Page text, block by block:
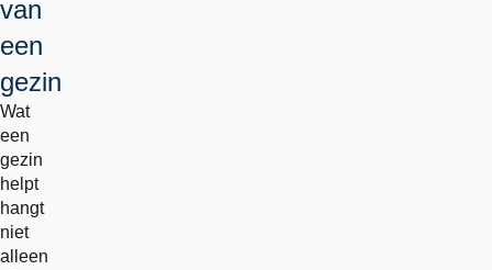
van
een
gezin
Wat
een
gezin
helpt
hangt
niet
alleen